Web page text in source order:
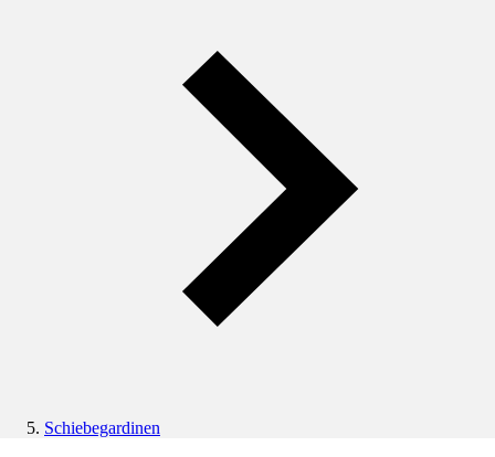
Schiebegardinen